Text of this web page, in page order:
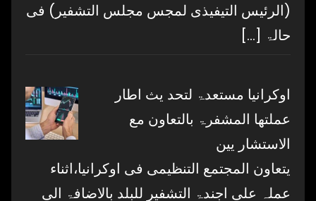
(الرئیس التیفیذی لمجس مجلس التشفیر) فی
حالۃ […]
اوکرانیا مستعدۃ لتحد یث اطار
عملتھا المشفرۃ بالتعاون مع
الاستشار یین
یتعاون المجتمع التنظیمی فی اوکرانیا،اثناء
عملہ علی اجندۃ التشفیر للبلد بالاضافۃ الی